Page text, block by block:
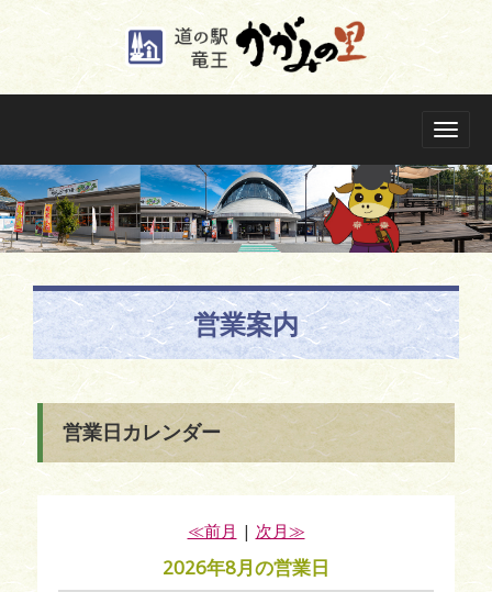
営業案内
営業日カレンダー
≪前月 | 次月≫
2026年8月の営業日